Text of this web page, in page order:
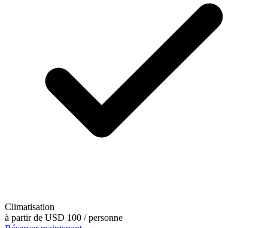
Climatisation
à partir de USD 100 / personne